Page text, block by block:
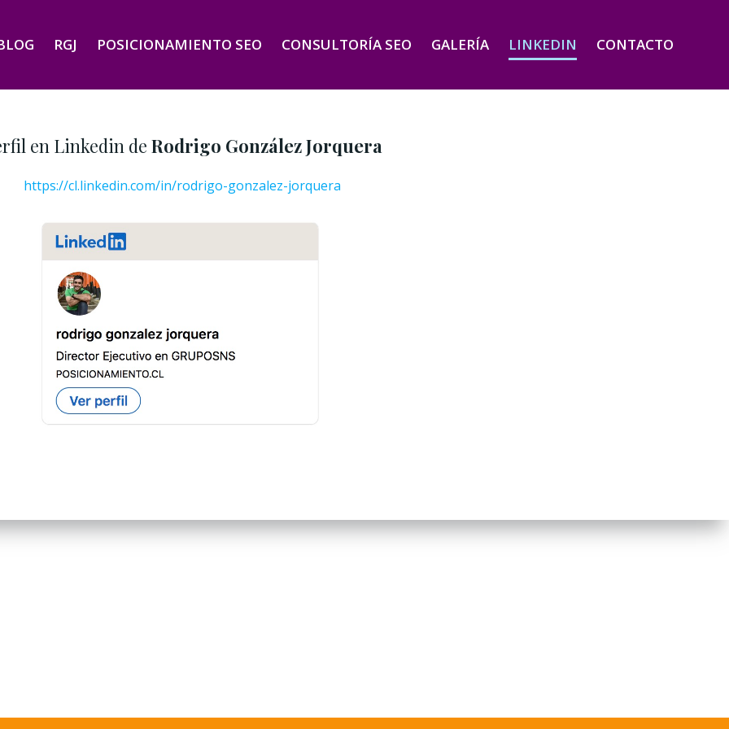
RGJ POSICIONAMIENTO SEO CONSULTORÍA SEO GALERÍA LINKEDIN CONTACTO
en Linkedin de Rodrigo González Jorquera
https://cl.linkedin.com/in/rodrigo-gonzalez-jorquera